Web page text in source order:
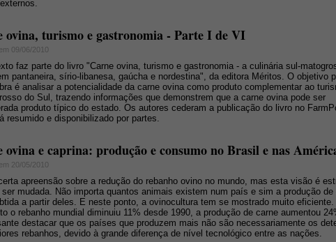
ovina, turismo e gastronomia - Parte I de VI
09/06/2010
faz parte do livro "Carne ovina, turismo e gastronomia - a culinária sul-
pantaneira, sírio-libanesa, gaúcha e nordestina", da editora Méritos. O objetivo
é analisar a potencialidade da carne ovina como produto complementar ao
do Sul, trazendo informações que demonstrem que a carne ovina pode ser
produto típico do estado. Os autores cederam a publicação do livro no
resumido e disponibilizado por partes.
ovina e caprina: produção e consumo no Brasil e nas
20/05/2010
apreensão sobre a redução do rebanho ovino no mundo, mas esta visão é
ser mudada. Não importa quantos animais existem num país e sim a produção de
a partir deles. E neste ponto, a ovinocultura tem se mostrado muito eficiente.
o rebanho mundial diminuiu 11% desde 1990, a produção de carne aumentou
destacar que os países que produzem mais não são necessariamente os
rebanhos, devido à grande diferença de nível tecnológico entre as nações.